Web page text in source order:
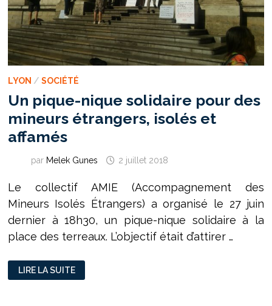
LYON / SOCIÉTÉ
Un pique-nique solidaire pour des
mineurs étrangers, isolés et
affamés
par Melek Gunes 2 juillet 2018
Le collectif AMIE (Accompagnement des
Mineurs Isolés Étrangers) a organisé le 27 juin
dernier à 18h30, un pique-nique solidaire à la
place des terreaux. L’objectif était d’attirer …
UN
PIQUE-
NIQUE
LIRE LA SUITE